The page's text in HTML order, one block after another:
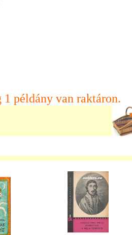
példány van raktáron.